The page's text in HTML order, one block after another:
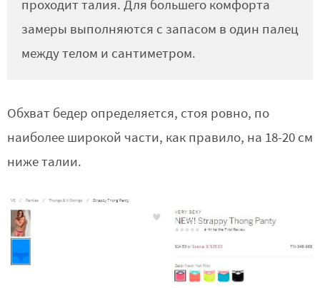
проходит талия. Для большего комфорта
замеры выполняются с запасом в один палец
между телом и сантиметром.
Обхват бедер определяется, стоя ровно, по
наиболее широкой части, как правило, на 18-20 см
ниже талии.